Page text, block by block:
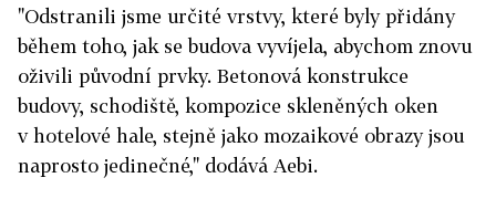
"Odstranili jsme určité vrstvy, které byly přidány
během toho, jak se budova vyvíjela, abychom znovu
oživili původní prvky. Betonová konstrukce
budovy, schodiště, kompozice skleněných oken
v hotelové hale, stejně jako mozaikové obrazy jsou
naprosto jedinečné," dodává Aebi.